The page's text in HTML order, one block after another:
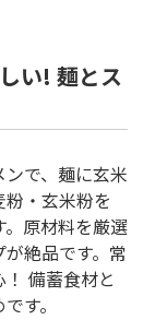
い! 麺とス
で、麺に玄米
・玄米粉を
原材料を厳選
絶品です。常
備蓄食材と
す。